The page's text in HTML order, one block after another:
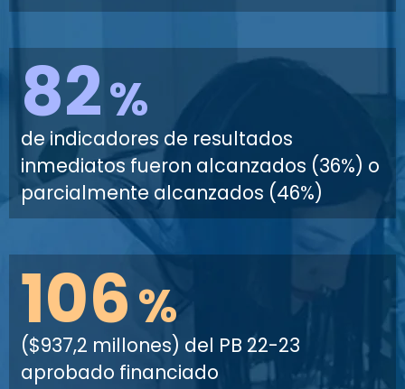
82%
de indicadores de resultados
inmediatos fueron alcanzados (36%) o
parcialmente alcanzados (46%)
106%
($937,2 millones) del PB 22-23
aprobado financiado